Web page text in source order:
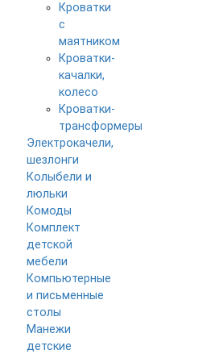
Кроватки
с
маятником
Кроватки-
качалки,
колесо
Кроватки-
трансформеры
Электрокачели,
шезлонги
Колыбели и
люльки
Комоды
Комплект
детской
мебели
Компьютерные
и письменные
столы
Манежи
детские